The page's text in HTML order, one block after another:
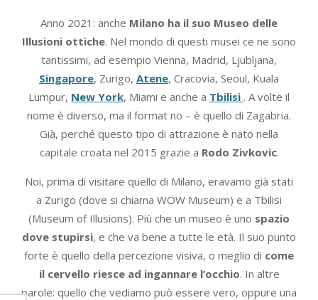
Anno 2021: anche Milano ha il suo Museo delle
Illusioni ottiche. Nel mondo di questi musei ce ne sono
tantissimi, ad esempio Vienna, Madrid, Ljubljana,
Singapore, Zurigo, Atene, Cracovia, Seoul, Kuala
Lumpur, New York, Miami e anche a Tbilisi . A volte il
nome è diverso, ma il format no – è quello di Zagabria.
Già, perché questo tipo di attrazione è nato nella
capitale croata nel 2015 grazie a Rodo Zivkovic.
Noi, prima di visitare quello di Milano, eravamo già stati
a Zurigo (dove si chiama WOW Museum) e a Tbilisi
(Museum of Illusions). Più che un museo è uno spazio
dove stupirsi, e che va bene a tutte le età. Il suo punto
forte è quello della percezione visiva, o meglio di come
il cervello riesce ad ingannare l’occhio. In altre
parole: quello che vediamo può essere vero, oppure una